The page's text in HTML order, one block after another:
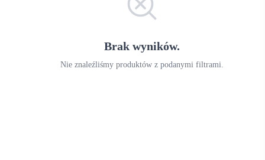
Brak wyników.
Nie znaleźliśmy produktów z podanymi filtrami.